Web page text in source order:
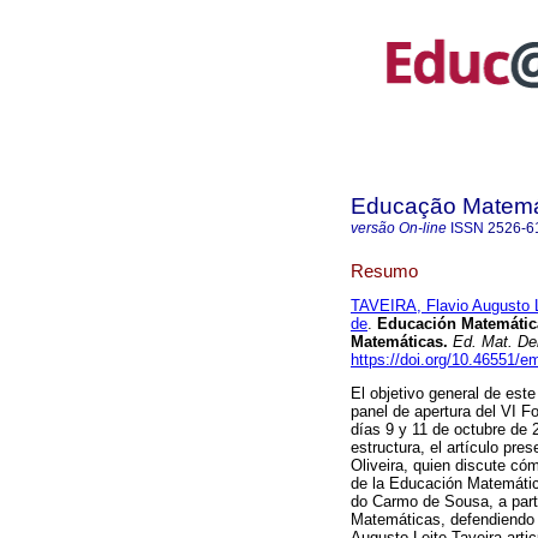
Educação
versão On-line ISSN 2526-
Resumo
TAVEIRA, Flavio Augusto
de. Educación
Matemáticas. Ed. Mat.
https://doi.org/10.46551/
El objetivo general de
panel de apertura del VI
días 9 y 11 de octubre de
estructura, el artículo
Oliveira, quien discute
de la Educación
do Carmo de Sousa, a
Matemáticas,